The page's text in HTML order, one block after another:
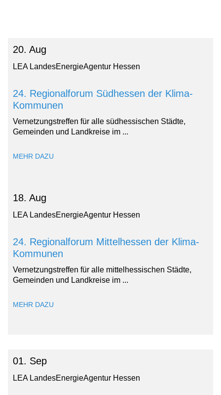
20. Aug
LEA LandesEnergieAgentur Hessen
24. Regionalforum Südhessen der Klima-
Kommunen
Vernetzungstreffen für alle südhessischen Städte,
Gemeinden und Landkreise im ...
MEHR DAZU
18. Aug
LEA LandesEnergieAgentur Hessen
24. Regionalforum Mittelhessen der Klima-
Kommunen
Vernetzungstreffen für alle mittelhessischen Städte,
Gemeinden und Landkreise im ...
MEHR DAZU
01. Sep
LEA LandesEnergieAgentur Hessen